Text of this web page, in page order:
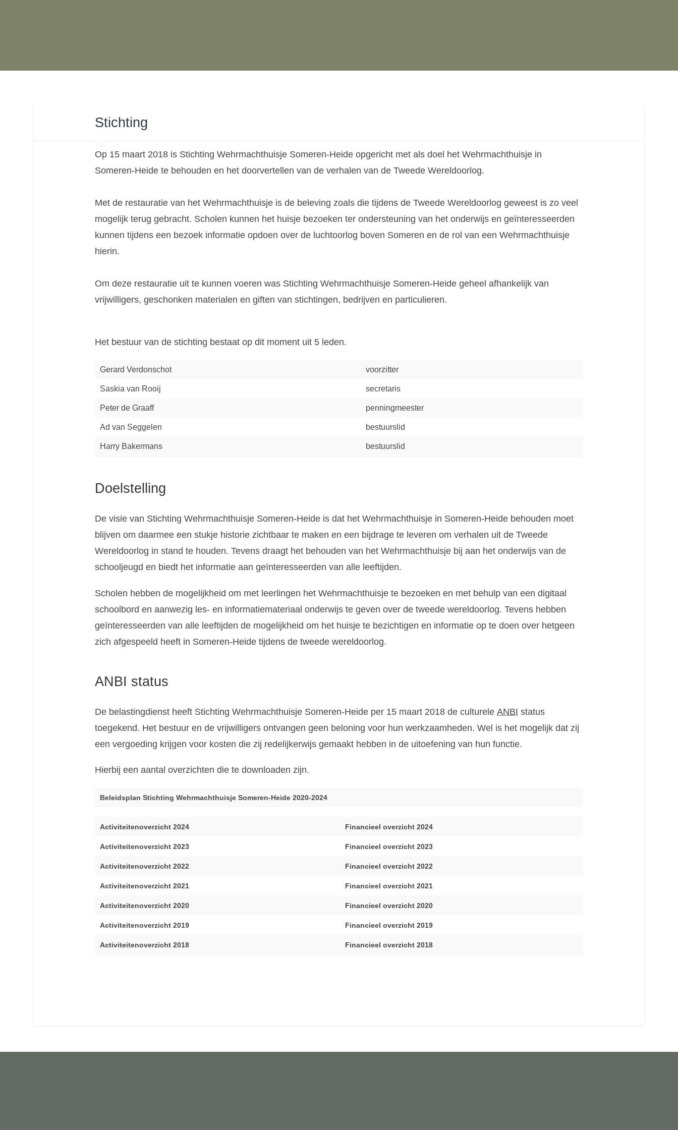
Stichting
Op 15 maart 2018 is Stichting Wehrmachthuisje Someren-Heide opgericht met als doel het Wehrmachthuisje in
Someren-Heide te behouden en het doorvertellen van de verhalen van de Tweede Wereldoorlog.
Met de restauratie van het Wehrmachthuisje is de beleving zoals die tijdens de Tweede Wereldoorlog geweest is zo veel
mogelijk terug gebracht. Scholen kunnen het huisje bezoeken ter ondersteuning van het onderwijs en geïnteresseerden
kunnen tijdens een bezoek informatie opdoen over de luchtoorlog boven Someren en de rol van een Wehrmachthuisje
hierin.
Om deze restauratie uit te kunnen voeren was Stichting Wehrmachthuisje Someren-Heide geheel afhankelijk van
vrijwilligers, geschonken materialen en giften van stichtingen, bedrijven en particulieren.
Het bestuur van de stichting bestaat op dit moment uit 5 leden.
Gerard Verdonschot voorzitter
Saskia van Rooij secretaris
Peter de Graaff penningmeester
Ad van Seggelen bestuurslid
Harry Bakermans bestuurslid
Doelstelling
De visie van Stichting Wehrmachthuisje Someren-Heide is dat het Wehrmachthuisje in Someren-Heide behouden moet
blijven om daarmee een stukje historie zichtbaar te maken en een bijdrage te leveren om verhalen uit de Tweede
Wereldoorlog in stand te houden. Tevens draagt het behouden van het Wehrmachthuisje bij aan het onderwijs van de
schooljeugd en biedt het informatie aan geïnteresseerden van alle leeftijden.
Scholen hebben de mogelijkheid om met leerlingen het Wehrmachthuisje te bezoeken en met behulp van een digitaal
schoolbord en aanwezig les- en informatiemateriaal onderwijs te geven over de tweede wereldoorlog. Tevens hebben
geïnteresseerden van alle leeftijden de mogelijkheid om het huisje te bezichtigen en informatie op te doen over hetgeen
zich afgespeeld heeft in Someren-Heide tijdens de tweede wereldoorlog.
ANBI status
De belastingdienst heeft Stichting Wehrmachthuisje Someren-Heide per 15 maart 2018 de cultureleANBI status
toegekend. Het bestuur en de vrijwilligers ontvangen geen beloning voor hun werkzaamheden. Wel is het mogelijk dat zij
een vergoeding krijgen voor kosten die zij redelijkerwijs gemaakt hebben in de uitoefening van hun functie.
Hierbij een aantal overzichten die te downloaden zijn.
Beleidsplan Stichting Wehrmachthuisje Someren-Heide 2020-2024
Activiteitenoverzicht 2024 Financieel overzicht 2024
Activiteitenoverzicht 2023 Financieel overzicht 2023
Activiteitenoverzicht 2022 Financieel overzicht 2022
Activiteitenoverzicht 2021 Financieel overzicht 2021
Activiteitenoverzicht 2020 Financieel overzicht 2020
Activiteitenoverzicht 2019 Financieel overzicht 2019
Activiteitenoverzicht 2018 Financieel overzicht 2018